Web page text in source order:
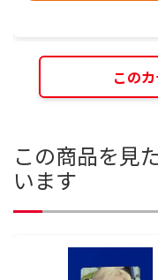
この
この商品を見
います